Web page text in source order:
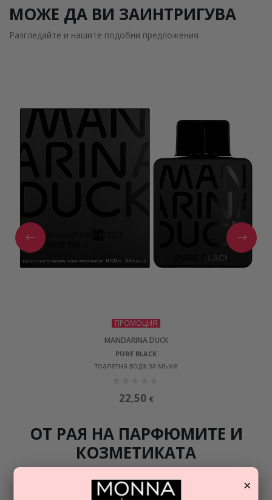
МОЖЕ ДА ВИ ЗАИНТРИГУВА
Разгледайте и нашите подобни предложения
ПРОМОЦИЯ
MANDARINA DUCK
PURE BLACK
тоалетна вода за мъже
22,50 €
ОТ РАЯ НА ПАРФЮМИТЕ И
КОЗМЕТИКАТА
Разгледайте най-новите ни тайни съвети за парфюмите и
козметиката
×